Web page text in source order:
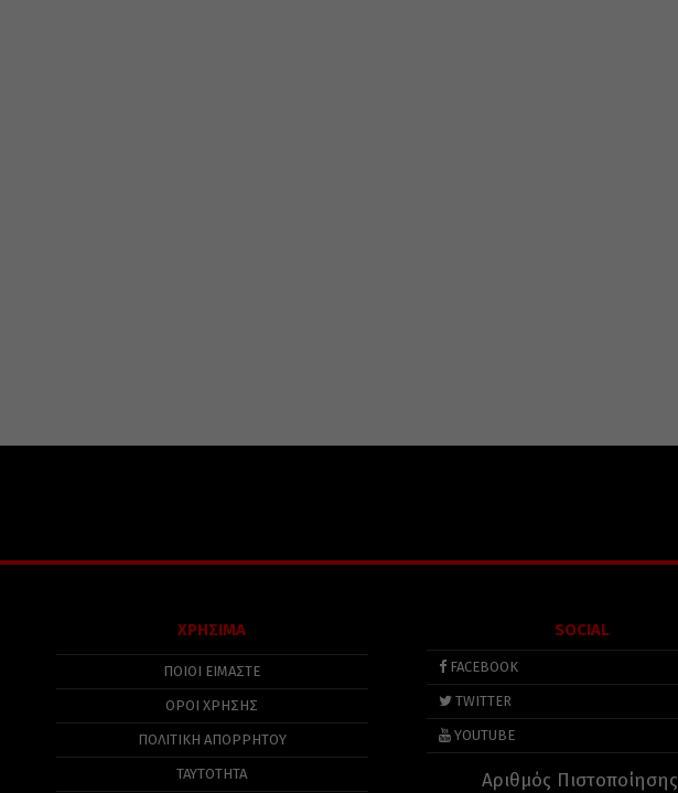
ΧΡΗΣΙΜΑ
ΠΟΙΟΙ ΕΙΜΑΣΤΕ
ΟΡΟΙ ΧΡΗΣΗΣ
ΠΟΛΙΤΙΚΉ ΑΠΟΡΡΉΤΟΥ
ΤΑΥΤΟΤΗΤΑ
SOCIAL
FACEBOOK
TWITTER
YOUTUBE
Αριθμός Πιστοποίησης